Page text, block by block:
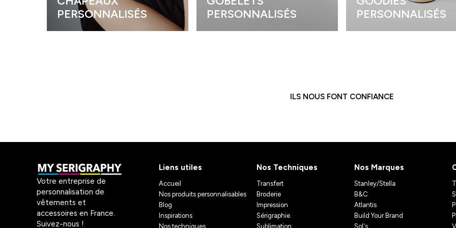
PERSONNALISÉS
PERSONNALISÉS
PERSONNALISÉS
ILS NOUS FONT CONFIANCE
Votre entreprise de
personnalisation de
vêtements et
accessoires en France.
Suivez-nous !
Liens utiles
Accueil
Nos produits personnalisables
Blog
Inspirations
Nos techniques
Nos Techniques
Transfert
Broderie
Impression
Sérigraphie
Sublimation
Nos Marques
Stanley/Stella
B&C
Atlantis
Build Your Brand
Sol's